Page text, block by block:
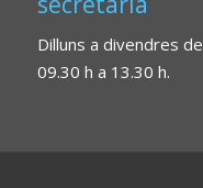
Dilluns a divendres de
09.30 h a 13.30 h.